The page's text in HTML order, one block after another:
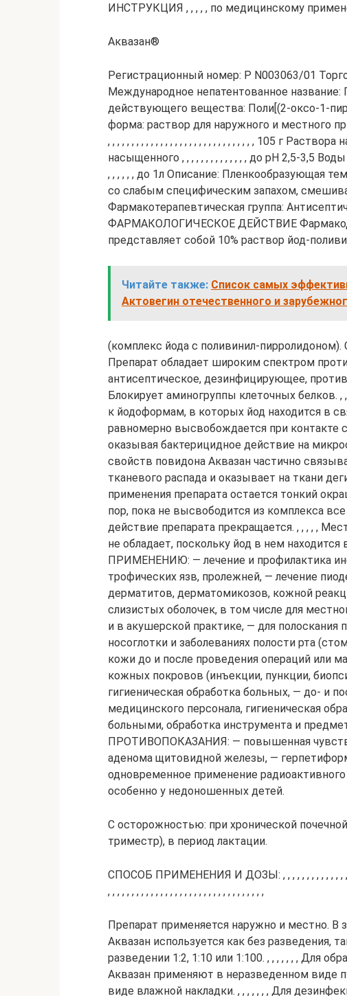
ИНСТРУКЦИЯ , , , , , по медицинскому
Аквазан®
Регистрационный номер: Р N003063/01
Международное непатентованное
действующего вещества: Поли[(2-оксо-1-
форма: раствор для наружного и местного
, , , , , , , , , , , , , , , , , , , , , , , , , , , , , , , 105 г
насыщенного , , , , , , , , , , , , , , до рН 2,5-3,5 Воды
, , , , , , до 1л Описание: Пленкообразующая
со слабым специфическим запахом,
Фармакотерапевтическая группа:
ФАРМАКОЛОГИЧЕСКОЕ ДЕЙСТВИЕ
представляет собой 10% раствор йод-
Читайте также: Список самых
Актовегин отечественного и
(комплекс йода с поливинил-пирролидоном).
Препарат обладает широким спектром
антисептическое, дезинфицирующее,
Блокирует аминогруппы клеточных белков.
к йодоформам, в которых йод находится в
равномерно высвобождается при контакте
оказывая бактерицидное действие на
свойств повидона Аквазан частично
тканевого распада и оказывает на ткани
применения препарата остается тонкий
пор, пока не высвободится из комплекса
действие препарата прекращается. , , , , ,
не обладает, поскольку йод в нем
ПРИМЕНЕНИЮ: — лечение и профилактика
трофических язв, пролежней, — лечение
дерматитов, дерматомикозов, кожной
слизистых оболочек, в том числе для
и в акушерской практике, — для полоскания
носоглотки и заболеваниях полости рта
кожи до и после проведения операций или
кожных покровов (инъекции, пункции,
гигиеническая обработка больных, — до- и
медицинского персонала, гигиеническая
больными, обработка инструмента и
ПРОТИВОПОКАЗАНИЯ: — повышенная
аденома щитовидной железы, —
одновременное применение
особенно у недоношенных детей.
С осторожностью: при хронической
триместр), в период лактации.
СПОСОБ ПРИМЕНЕНИЯ И ДОЗЫ: , , , , , , , , , , , , , , , , , ,
, , , , , , , , , , , , , , , , , , , , , , , , , , , , , , , , ,
Препарат применяется наружно и местно. В
Аквазан используется как без разведения,
разведении 1:2, 1:10 или 1:100. , , , , , , , Для
Аквазан применяют в неразведенном виде
виде влажной накладки. , , , , , , , Для